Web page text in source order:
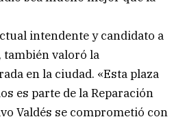
intendente y candidato a
valoró la
en la ciudad. «Esta plaza
es parte de la Reparación
Valdés se comprometió con